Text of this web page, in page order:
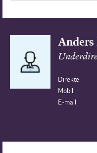
Anders
Direkte
Mobil
E-mail